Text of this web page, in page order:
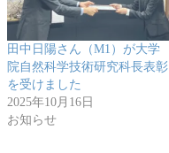
田中日陽さん（M1）が大学
院自然科学技術研究科長表彰
を受けました
2025年10月16日
お知らせ